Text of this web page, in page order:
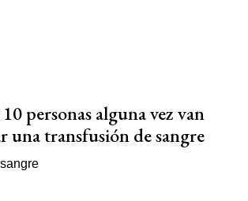
personas alguna vez van
una transfusión de sangre